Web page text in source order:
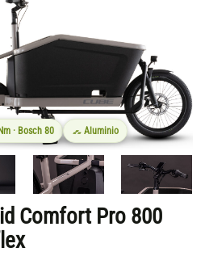
· Bosch 80 Aluminio
Comfort Pro 800